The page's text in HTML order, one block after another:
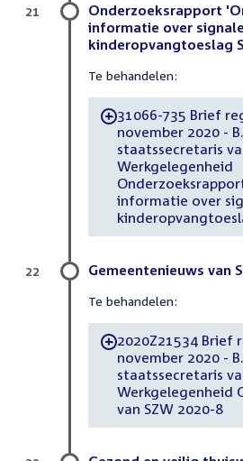
Onderzoeksrapport
informatie over
kinderopvangtoeslag
Te behandelen:
-31066-735 Brief
november 2020 -
staatssecretaris
Werkgelegenheid
informatie over
21
Gemeentenieuws van
Te behandelen:
-2020Z21534 Brief
november 2020 -
staatssecretaris
Werkgelegenheid
van SZW 2020-8
22